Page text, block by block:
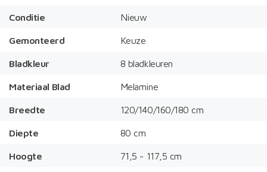
Conditie Nieuw
Gemonteerd Keuze
Bladkleur 8 bladkleuren
Materiaal Blad Melamine
Breedte 120/140/160/180 cm
Diepte 80 cm
Hoogte 71,5 - 117,5 cm